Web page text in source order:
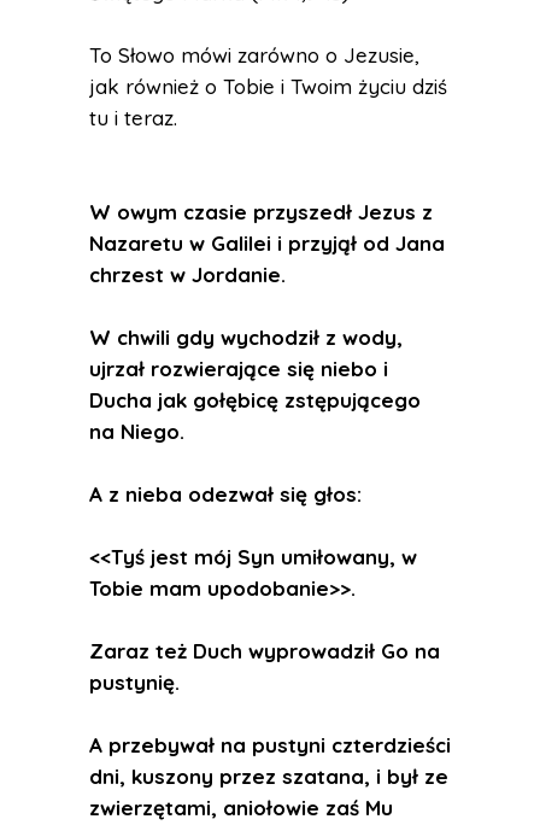
To Słowo mówi zarówno o Jezusie,
jak również o Tobie i Twoim życiu dziś
tu i teraz.
W owym czasie przyszedł Jezus z
Nazaretu w Galilei i przyjął od Jana
chrzest w Jordanie.
W chwili gdy wychodził z wody,
ujrzał rozwierające się niebo i
Ducha jak gołębicę zstępującego
na Niego.
A z nieba odezwał się głos:
<<Tyś jest mój Syn umiłowany, w
Tobie mam upodobanie>>.
Zaraz też Duch wyprowadził Go na
pustynię.
A przebywał na pustyni czterdzieści
dni, kuszony przez szatana, i był ze
zwierzętami, aniołowie zaś Mu